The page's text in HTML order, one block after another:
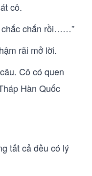
cô.
chắc chắn rồi……”
rãi mở lời.
Cô có quen
Hàn Quốc
tất cả đều có lý